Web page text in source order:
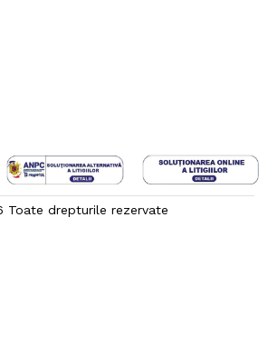
Toate drepturile rezervate